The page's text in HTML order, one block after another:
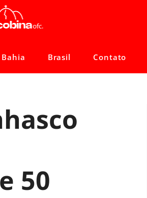
Bahia Brasil Contato
50